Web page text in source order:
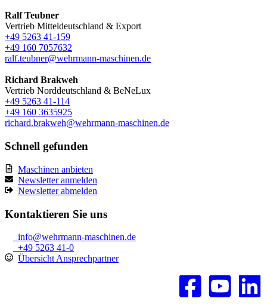
Ralf Teubner
Vertrieb Mitteldeutschland & Export
+49 5263 41-159
+49 160 7057632
ralf.teubner@wehrmann-maschinen.de
Richard Brakweh
Vertrieb Norddeutschland & BeNeLux
+49 5263 41-114
+49 160 3635925
richard.brakweh@wehrmann-maschinen.de
Schnell gefunden
Maschinen anbieten
Newsletter anmelden
Newsletter abmelden
Kontaktieren Sie uns
info@wehrmann-maschinen.de
+49 5263 41-0
Übersicht Ansprechpartner